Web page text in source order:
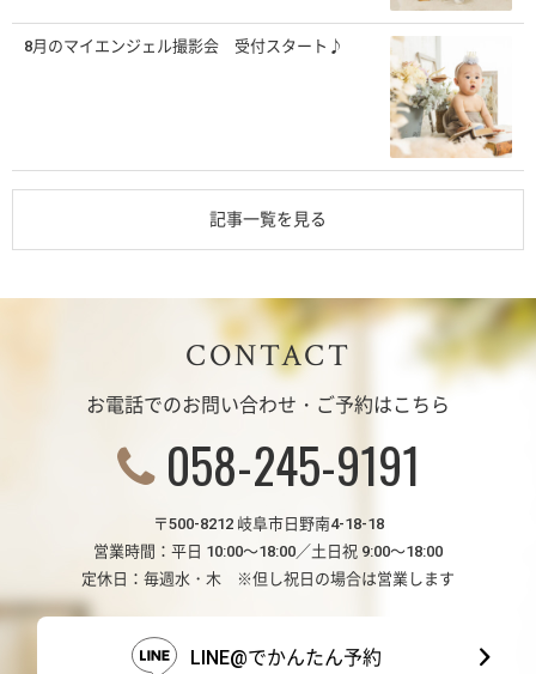
8月のマイエンジェル撮影会 受付スタート♪
記事一覧を見る
CONTACT
お電話でのお問い合わせ・ご予約はこちら
058-245-9191
〒500-8212 岐阜市日野南4-18-18
営業時間：平日 10:00～18:00／土日祝 9:00～18:00
定休日：毎週水・木 ※但し祝日の場合は営業します
LINE@でかんたん予約